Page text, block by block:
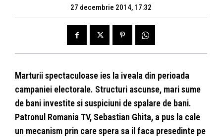
27 decembrie 2014, 17:32
Marturii spectaculoase ies la iveala din perioada
campaniei electorale. Structuri ascunse, mari sume
de bani investite si suspiciuni de spalare de bani.
Patronul Romania TV, Sebastian Ghita, a pus la cale
un mecanism prin care spera sa il faca presedinte pe